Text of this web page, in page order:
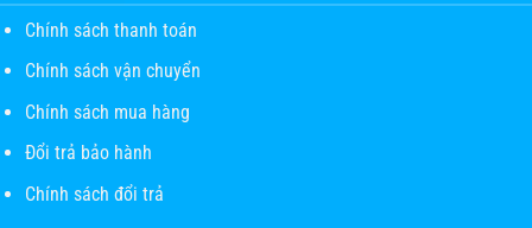
Chính sách thanh toán
Chính sách vận chuyển
Chính sách mua hàng
Đổi trả bảo hành
Chính sách đổi trả